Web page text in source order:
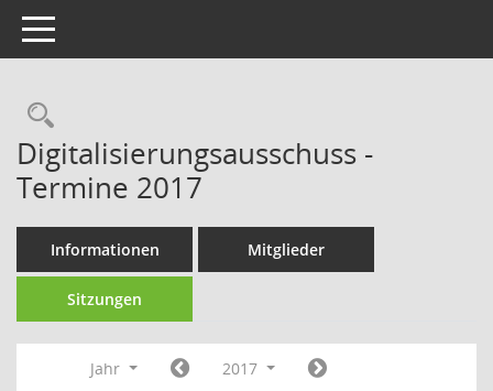
Toggle navigation
Rechercheauswahl
Digitalisierungsausschuss -
Termine 2017
Informationen Mitglieder
Sitzungen
Jahr
2017